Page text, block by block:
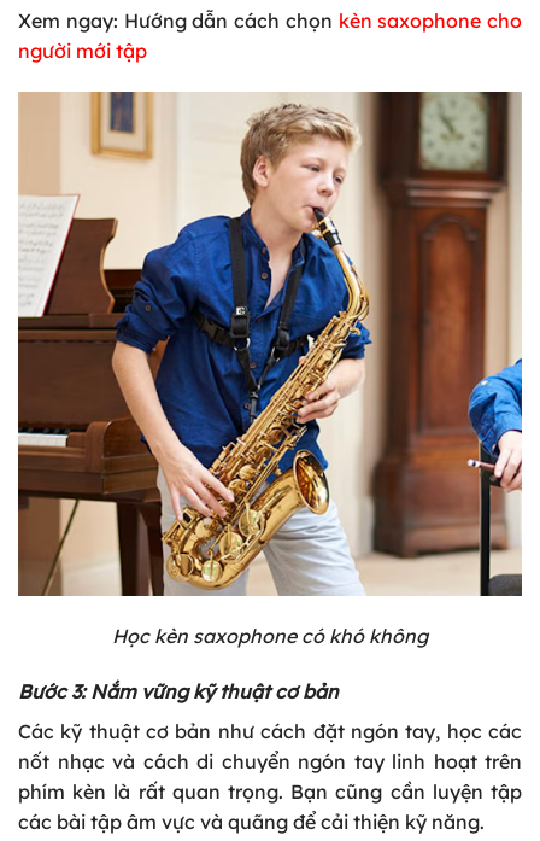
Xem ngay: Hướng dẫn cách chọn kèn saxophone cho
người mới tập
Học kèn saxophone có khó không
Bước 3: Nắm vững kỹ thuật cơ bản
Các kỹ thuật cơ bản như cách đặt ngón tay, học các
nốt nhạc và cách di chuyển ngón tay linh hoạt trên
phím kèn là rất quan trọng. Bạn cũng cần luyện tập
các bài tập âm vực và quãng để cải thiện kỹ năng.